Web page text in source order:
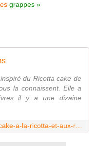
grappes »
du Ricotta cake de
la connaissent. Elle a
il y a une dizaine